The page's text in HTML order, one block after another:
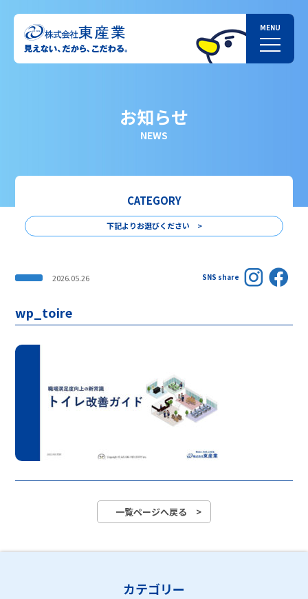
お知らせ
NEWS
CATEGORY
下記よりお選びください >
2026.05.26 SNS share
wp_toire
一覧ページへ戻る >
カテゴリー